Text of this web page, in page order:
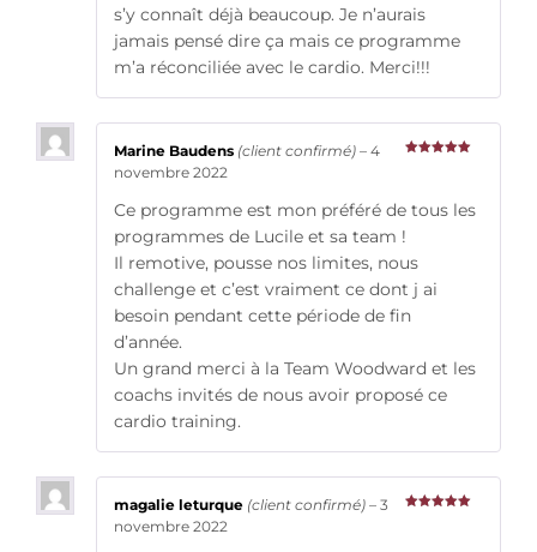
s’y connaît déjà beaucoup. Je n’aurais
jamais pensé dire ça mais ce programme
m’a réconciliée avec le cardio. Merci!!!
Marine Baudens (client confirmé) – 4
novembre 2022
Ce programme est mon préféré de tous les
programmes de Lucile et sa team !
Il remotive, pousse nos limites, nous
challenge et c’est vraiment ce dont j ai
besoin pendant cette période de fin
d’année.
Un grand merci à la Team Woodward et les
coachs invités de nous avoir proposé ce
cardio training.
magalie leturque (client confirmé) – 3
novembre 2022